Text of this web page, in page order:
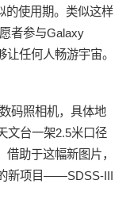
使用期。类似这样
者参与Galaxy
任何人畅游宇宙。
码照相机，具体地
文台一架2.5米口径
助于这幅新图片，
新项目——SDSS-III